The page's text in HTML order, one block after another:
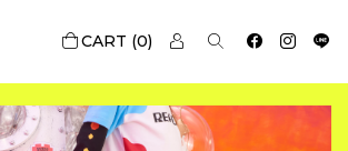
0